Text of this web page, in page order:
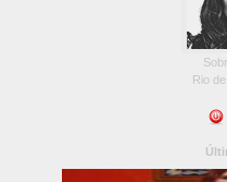
Rio